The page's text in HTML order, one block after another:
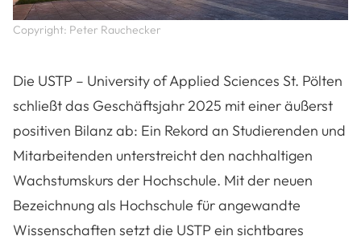
Copyright: Peter Rauchecker
Die USTP – University of Applied Sciences St. Pölten
schließt das Geschäftsjahr 2025 mit einer äußerst
positiven Bilanz ab: Ein Rekord an Studierenden und
Mitarbeitenden unterstreicht den nachhaltigen
Wachstumskurs der Hochschule. Mit der neuen
Bezeichnung als Hochschule für angewandte
Wissenschaften setzt die USTP ein sichtbares